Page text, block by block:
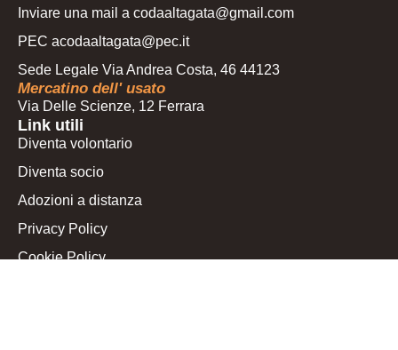
Inviare una mail a codaaltagata@gmail.com
PEC acodaaltagata@pec.it
Sede Legale Via Andrea Costa, 46 44123
Mercatino dell' usato
Via Delle Scienze, 12 Ferrara
Link utili
Diventa volontario
Diventa socio
Adozioni a distanza
Privacy Policy
Cookie Policy